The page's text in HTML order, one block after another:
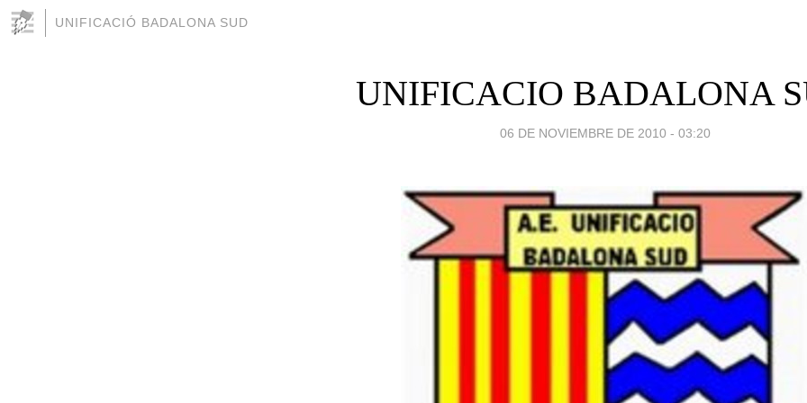
UNIFICACIÓ BADALONA SUD
UNIFICACIO BADALONA
06 DE NOVIEMBRE DE 2010 - 03:20